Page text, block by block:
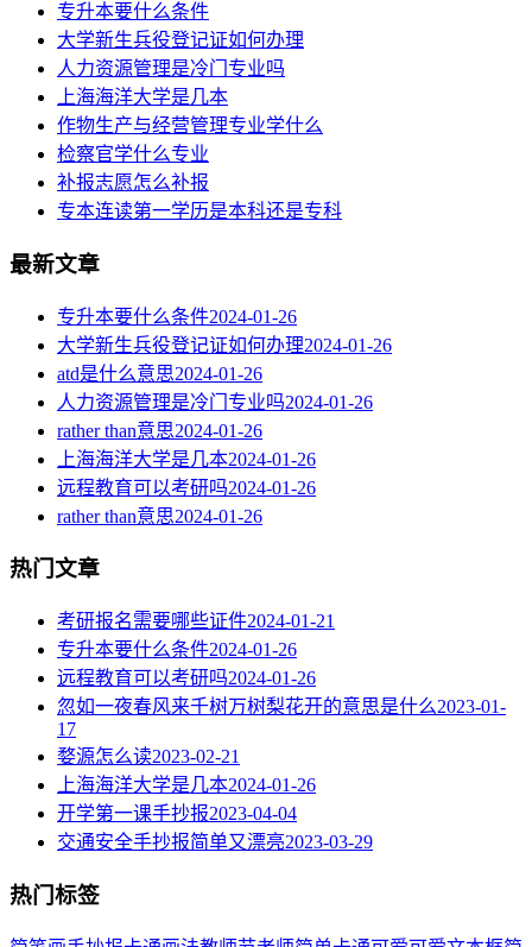
专升本要什么条件
大学新生兵役登记证如何办理
人力资源管理是冷门专业吗
上海海洋大学是几本
作物生产与经营管理专业学什么
检察官学什么专业
补报志愿怎么补报
专本连读第一学历是本科还是专科
最新文章
专升本要什么条件2024-01-26
大学新生兵役登记证如何办理2024-01-26
atd是什么意思2024-01-26
人力资源管理是冷门专业吗2024-01-26
rather than意思2024-01-26
上海海洋大学是几本2024-01-26
远程教育可以考研吗2024-01-26
rather than意思2024-01-26
热门文章
考研报名需要哪些证件2024-01-21
专升本要什么条件2024-01-26
远程教育可以考研吗2024-01-26
忽如一夜春风来千树万树梨花开的意思是什么2023-01-
17
婺源怎么读2023-02-21
上海海洋大学是几本2024-01-26
开学第一课手抄报2023-04-04
交通安全手抄报简单又漂亮2023-03-29
热门标签